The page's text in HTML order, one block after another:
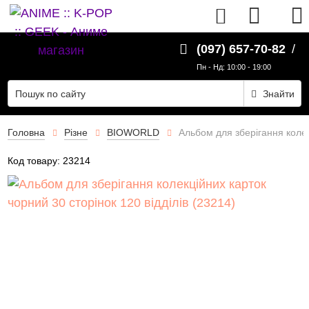
(097) 657-70-82
Пн - Нд: 10:00 - 19:00
/
Знайти
UK
Головна Різне BIOWORLD Альбом для зберігання
Код товару: 23214